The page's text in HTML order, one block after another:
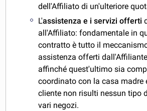
dell'Affiliato di un'ulteriore
L'assistenza e i servizi offerti
all'Affiliato: fondamentale in
contratto è tutto il
assistenza offerti
affinché quest'ultimo sia
coordinato con la casa madre
cliente non risulti nessun tipo
vari negozi.